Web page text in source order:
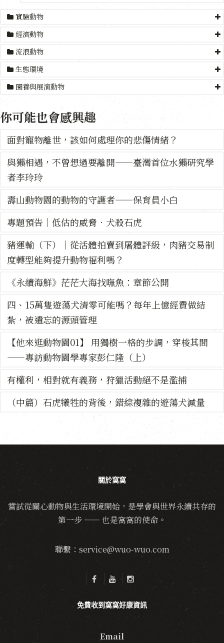
實驗動物
經濟動物
流浪動物
生態環境
圈養與展演動物
你可能也會感興趣
面對寵物離世，該如何處理你的悲傷情緒？
與獺相遇，不曾想過要離開——臺灣首位水獺研究學
者李玲玲
壽山動物園的動物的守護者——保育員小白
專題預告｜低估的威脅．犬殺石虎
豬運輸（下）｜從活體拍賣到屠體評級，肉豬交易制
度轉型能夠提升動物福利嗎？
《永續海鮮》茫茫大海找嘸魚：章節公開
四、15萬隻遊蕩犬清零可能嗎？每年上億經費做結
紮，被遺忘的源頭管理
【他來逛動物園01】 用獨樹一格的步調，穿梭其間
——專訪動物園學專家彭仁隆（上）
有權利，相對就有義務，狩獵活動絕不是濫捕
（中篇）石虎犧牲的背後，錯綜複雜的遊蕩犬減量
關於窩窩
嘗試從關心動物與生活環境開始，是學會與世界永續共存的
第一步 —— 也是窩窩的使命。
聯繫：service@wuo-wuo.com
免費收到窩窩好康資訊
Email